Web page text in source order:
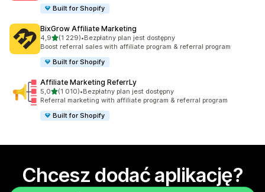
Built for Shopify
BixGrow Affiliate Marketing
4,9na 5 gwiazdek
(1 229)
Łączna liczba recenzji: 1229
•Bezpłatny plan jest dostępny
Boost referral sales with affiliate program & referral program
Built for Shopify
Affiliate Marketing ReferrLy
5,0na 5 gwiazdek
(1 010)
Łączna liczba recenzji: 1010
•Bezpłatny plan jest dostępny
Referral marketing with affiliate program & referral program
Built for Shopify
Chcesz dodać aplikację?